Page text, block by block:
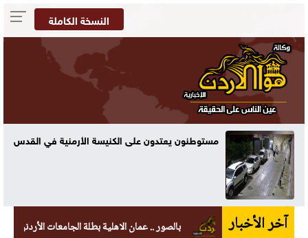
النسخة الكاملة
مستوطنون يعتدون على الكنيسة الأرمنية في القدس
آخر الأخبار بالصور .. عمان الاهلية بطلة الجامعات الأردنية في